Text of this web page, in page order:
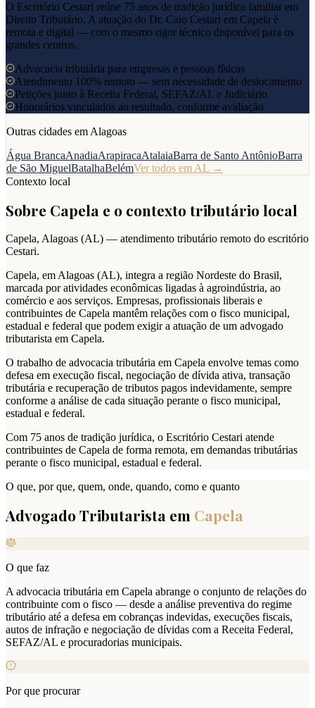
O Escritório Cestari reúne 75 anos de tradição jurídica familiar em
Direito Tributário. A atuação do Dr. Caio Cestari em Capela é
remota e digital — com o mesmo rigor técnico disponível para os
grandes centros.
Advocacia tributária para empresas e pessoas físicas
Atendimento 100% remoto — sem necessidade de deslocamento
Petições junto à Receita Federal, SEFAZ/AL e Judiciário
Honorários vinculados ao resultado, conforme avaliação
Outras cidades em Alagoas
Água BrancaAnadiaArapiracaAtalaiaBarra de Santo AntônioBarra
de São MiguelBatalhaBelémVer todos em AL →
Contexto local
Sobre Capela e o contexto tributário local
Capela, Alagoas (AL) — atendimento tributário remoto do escritório
Cestari.
Capela, em Alagoas (AL), integra a região Nordeste do Brasil,
marcada por atividades econômicas ligadas à agroindústria, ao
comércio e aos serviços. Empresas, profissionais liberais e
contribuintes de Capela mantêm relações com o fisco municipal,
estadual e federal que podem exigir a atuação de um advogado
tributarista em Capela.
O trabalho de advocacia tributária em Capela envolve temas como
defesa em execução fiscal, negociação de dívida ativa, transação
tributária e recuperação de tributos pagos indevidamente, sempre
conforme a análise de cada situação perante o fisco municipal,
estadual e federal.
Com 75 anos de tradição jurídica, o Escritório Cestari atende
contribuintes de Capela de forma remota, em demandas tributárias
perante o fisco municipal, estadual e federal.
O que, por que, quem, onde, quando, como e quanto
Advogado Tributarista em Capela
O que faz
A advocacia tributária em Capela abrange o conjunto de relações do
contribuinte com o fisco — desde a análise preventiva do regime
tributário até a defesa em cobranças indevidas, execuções fiscais,
autos de infração e negociação de dívidas com a Receita Federal,
SEFAZ/AL e procuradorias municipais.
Por que procurar